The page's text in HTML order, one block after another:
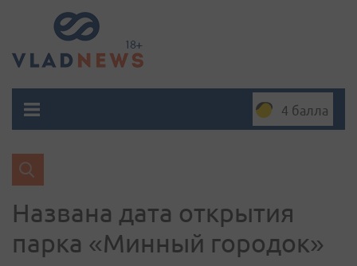
4 балла
Названа дата открытия
парка «Минный городок»